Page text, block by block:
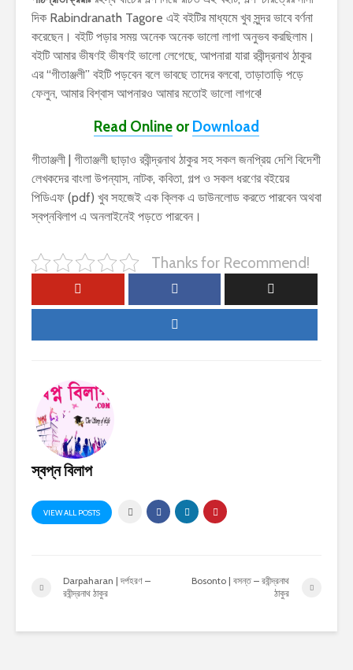
দিক Rabindranath Tagore এই বইটির মাধ্যমে খুব সুন্দর ভাবে বর্ণনা
করেছেন। বইটি পড়ার সময় অনেক অনেক ভালো লাগা অনুভব করছিলাম।
বইটি আমার ভীষণই ভীষণই ভালো লেগেছে, আপনারা যারা রবীন্দ্রনাথ ঠাকুর
এর “গীতাঞ্জলী” বইটি পড়বেন বলে ভাবছে তাদের বলবো, তাড়াতাড়ি পড়ে
ফেলুন, আমার বিশ্বাস আপনারও আমার মতোই ভালো লাগবে!
Read Online or Download
গীতাঞ্জলী | গীতাঞ্জলী ছাড়াও রবীন্দ্রনাথ ঠাকুর সহ সকল জনপ্রিয় দেশি বিদেশী
লেখকদের বাংলা উপন্যাস, নাটক, কবিতা, গল্প ও সকল ধরণের বইয়ের
পিডিএফ (pdf) খুব সহজেই এক ক্লিক এ ডাউনলোড করতে পারবেন অথবা
স্বপ্নবিলাপ এ অনলাইনেই পড়তে পারবেন।
Thanks for Recommend!
স্বপ্ন বিলাপ
VIEW ALL POSTS
Darpaharan | দর্পহরণ –
রবীন্দ্রনাথ ঠাকুর
Bosonto | বসন্ত – রবীন্দ্রনাথ
ঠাকুর